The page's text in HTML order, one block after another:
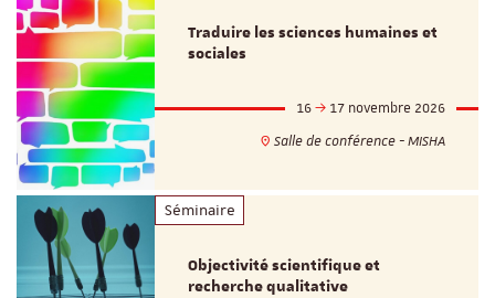
Traduire les sciences humaines et
sociales
16
17 novembre 2026
Salle de conférence - MISHA
Séminaire
Objectivité scientifique et
recherche qualitative